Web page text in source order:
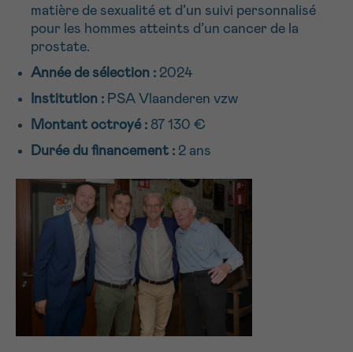
matière de sexualité et d’un suivi personnalisé
pour les hommes atteints d’un cancer de la
prostate.
Année de sélection : 2024
Institution : PSA Vlaanderen vzw
Montant octroyé : 87 130 €
Durée du financement : 2 ans
Je souhaite être rappelé.e
NOM
VOTRE QUESTION
16h-18h